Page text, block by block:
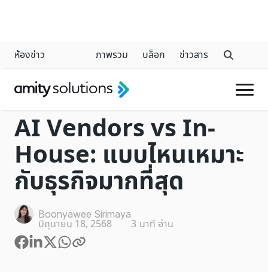
ห้องข่าว ภาพรวม บล็อก ข่าวสาร
GENERATIVE AI
AI Vendors vs In-
House: แบบไหนเหมาะ
กับธุรกิจมากที่สุด
Boonyawee Sirimaya
มิถุนายน 18, 2568 3 นาที อ่าน